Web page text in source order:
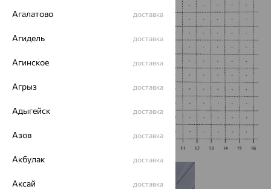
Агалатово доставка
Агидель доставка
Агинское доставка
Агрыз доставка
Адыгейск доставка
Азов доставка
Акбулак доставка
Аксай доставка